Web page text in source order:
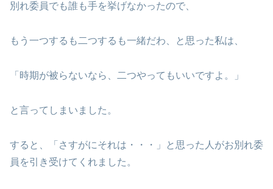
別れ委員でも誰も手を挙げなかったので、
もう一つするも二つするも一緒だわ、と思った私は、
「時期が被らないなら、二つやってもいいですよ。」
と言ってしまいました。
すると、「さすがにそれは・・・」と思った人がお別れ委
員を引き受けてくれました。